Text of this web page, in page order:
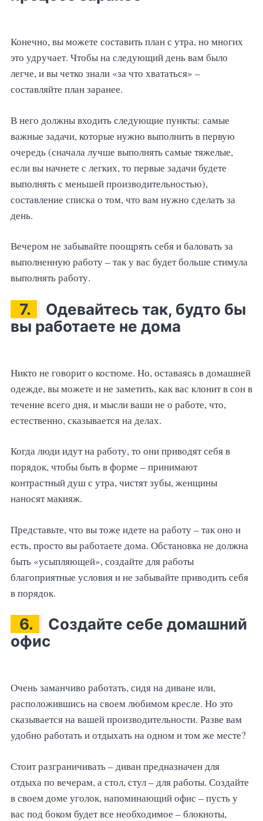
Конечно, вы можете составить план с утра, но многих
это удручает. Чтобы на следующий день вам было
легче, и вы четко знали «за что хвататься» –
составляйте план заранее.
В него должны входить следующие пункты: самые
важные задачи, которые нужно выполнить в первую
очередь (сначала лучше выполнять самые тяжелые,
если вы начнете с легких, то первые задачи будете
выполнять с меньшей производительностью),
составление списка о том, что вам нужно сделать за
день.
Вечером не забывайте поощрять себя и баловать за
выполненную работу – так у вас будет больше стимула
выполнять работу.
7.
Одевайтесь так, будто бы
вы работаете не дома
Никто не говорит о костюме. Но, оставаясь в домашней
одежде, вы можете и не заметить, как вас клонит в сон в
течение всего дня, и мысли ваши не о работе, что,
естественно, сказывается на делах.
Когда люди идут на работу, то они приводят себя в
порядок, чтобы быть в форме – принимают
контрастный душ с утра, чистят зубы, женщины
наносят макияж.
Представьте, что вы тоже идете на работу – так оно и
есть, просто вы работаете дома. Обстановка не должна
быть «усыпляющей», создайте для работы
благоприятные условия и не забывайте приводить себя
в порядок.
6.
Создайте себе домашний
офис
Очень заманчиво работать, сидя на диване или,
расположившись на своем любимом кресле. Но это
сказывается на вашей производительности. Разве вам
удобно работать и отдыхать на одном и том же месте?
Стоит разграничивать – диван предназначен для
отдыха по вечерам, а стол, стул – для работы. Создайте
в своем доме уголок, напоминающий офис – пусть у
вас под боком будет все необходимое – блокноты,